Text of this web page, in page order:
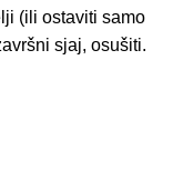
(ili ostaviti samo
sjaj, osušiti.